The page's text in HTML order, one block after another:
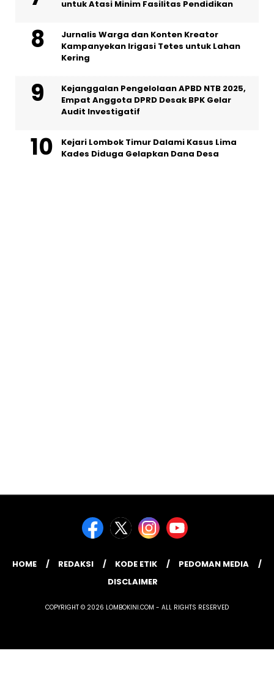
untuk Atasi Minim Fasilitas Pendidikan
Jurnalis Warga dan Konten Kreator
Kampanyekan Irigasi Tetes untuk Lahan
Kering
Kejanggalan Pengelolaan APBD NTB 2025,
Empat Anggota DPRD Desak BPK Gelar
Audit Investigatif
Kejari Lombok Timur Dalami Kasus Lima
Kades Diduga Gelapkan Dana Desa
HOME REDAKSI KODE ETIK
PEDOMAN MEDIA
DISCLAIMER
COPYRIGHT © 2026 LOMBOKINI.COM - ALL RIGHTS RESERVED